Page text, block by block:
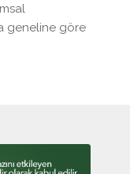
geneline göre